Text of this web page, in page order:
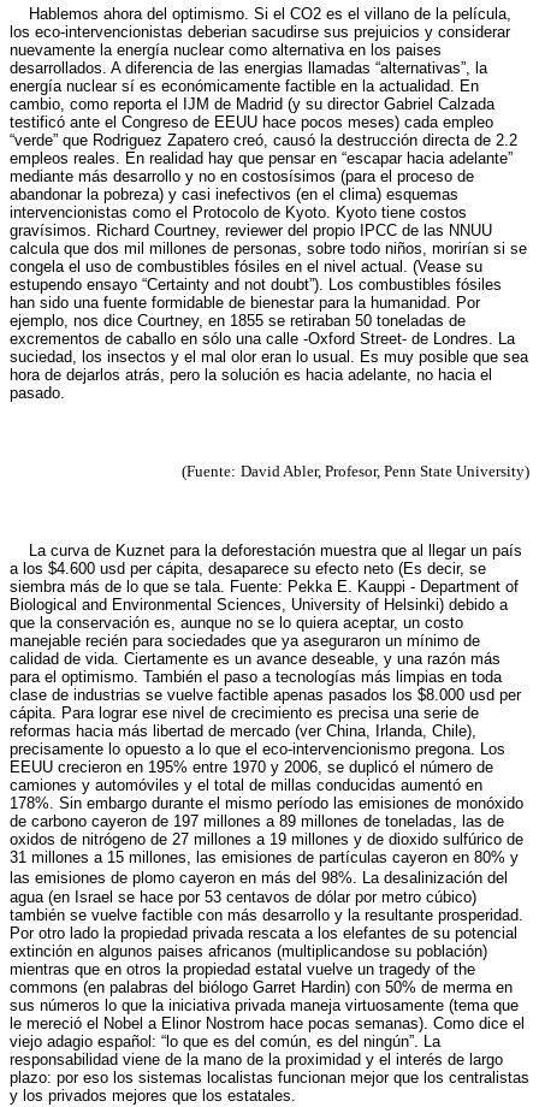
Hablemos ahora del optimismo. Si el CO2 es el villano de la película,
los eco-intervencionistas deberian sacudirse sus prejuicios y considerar
nuevamente la energía nuclear como alternativa en los paises
desarrollados. A diferencia de las energias llamadas “alternativas”, la
energía nuclear sí es económicamente factible en la actualidad. En
cambio, como reporta el IJM de Madrid (y su director Gabriel Calzada
testificó ante el Congreso de EEUU hace pocos meses) cada empleo
“verde” que Rodriguez Zapatero creó, causó la destrucción directa de 2.2
empleos reales. En realidad hay que pensar en “escapar hacia adelante”
mediante más desarrollo y no en costosísimos (para el proceso de
abandonar la pobreza) y casi inefectivos (en el clima) esquemas
intervencionistas como el Protocolo de Kyoto. Kyoto tiene costos
gravísimos. Richard Courtney, reviewer del propio IPCC de las NNUU
calcula que dos mil millones de personas, sobre todo niños, morirían si se
congela el uso de combustibles fósiles en el nivel actual. (Vease su
estupendo ensayo “Certainty and not doubt”). Los combustibles fósiles
han sido una fuente formidable de bienestar para la humanidad. Por
ejemplo, nos dice Courtney, en 1855 se retiraban 50 toneladas de
excrementos de caballo en sólo una calle -Oxford Street- de Londres. La
suciedad, los insectos y el mal olor eran lo usual. Es muy posible que sea
hora de dejarlos atrás, pero la solución es hacia adelante, no hacia el
pasado.
(Fuente: David Abler, Profesor, Penn State University)
La curva de Kuznet para la deforestación muestra que al llegar un país
a los $4.600 usd per cápita, desaparece su efecto neto (Es decir, se
siembra más de lo que se tala. Fuente: Pekka E. Kauppi - Department of
Biological and Environmental Sciences, University of Helsinki) debido a
que la conservación es, aunque no se lo quiera aceptar, un costo
manejable recién para sociedades que ya aseguraron un mínimo de
calidad de vida. Ciertamente es un avance deseable, y una razón más
para el optimismo. También el paso a tecnologías más limpias en toda
clase de industrias se vuelve factible apenas pasados los $8.000 usd per
cápita. Para lograr ese nivel de crecimiento es precisa una serie de
reformas hacia más libertad de mercado (ver China, Irlanda, Chile),
precisamente lo opuesto a lo que el eco-intervencionismo pregona. Los
EEUU crecieron en 195% entre 1970 y 2006, se duplicó el número de
camiones y automóviles y el total de millas conducidas aumentó en
178%. Sin embargo durante el mismo período las emisiones de monóxido
de carbono cayeron de 197 millones a 89 millones de toneladas, las de
oxidos de nitrógeno de 27 millones a 19 millones y de dioxido sulfúrico de
31 millones a 15 millones, las emisiones de partículas cayeron en 80% y
las emisiones de plomo cayeron en más del 98%. La desalinización del
agua (en Israel se hace por 53 centavos de dólar por metro cúbico)
también se vuelve factible con más desarrollo y la resultante prosperidad.
Por otro lado la propiedad privada rescata a los elefantes de su potencial
extinción en algunos paises africanos (multiplicandose su población)
mientras que en otros la propiedad estatal vuelve un tragedy of the
commons (en palabras del biólogo Garret Hardin) con 50% de merma en
sus números lo que la iniciativa privada maneja virtuosamente (tema que
le mereció el Nobel a Elinor Nostrom hace pocas semanas). Como dice el
viejo adagio español: “lo que es del común, es del ningún”. La
responsabilidad viene de la mano de la proximidad y el interés de largo
plazo: por eso los sistemas localistas funcionan mejor que los centralistas
y los privados mejores que los estatales.